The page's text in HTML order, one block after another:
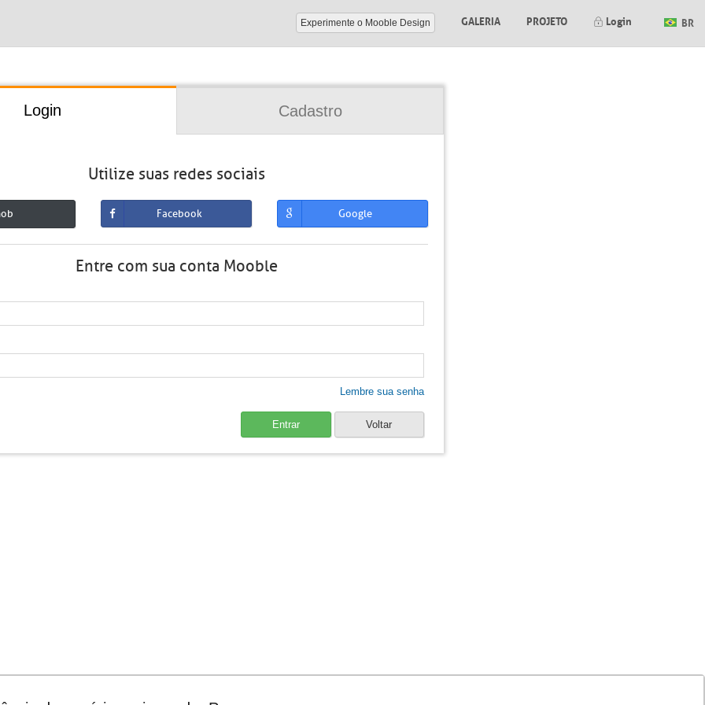
Experimente o Mooble Design GALERIA PROJETO Login BR
Login Cadastro
Utilize suas redes sociais
Facebook Google
Entre com sua conta Mooble
Lembre sua senha
Entrar Voltar